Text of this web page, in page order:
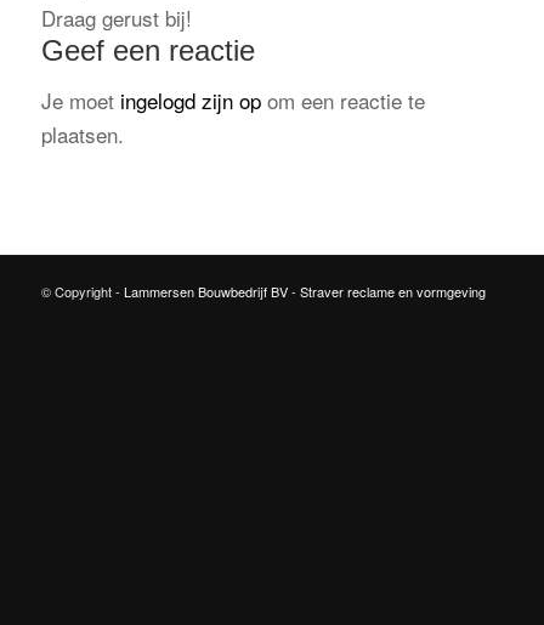
Draag gerust bij!
Geef een reactie
Je moet ingelogd zijn opom een reactie te
plaatsen.
© Copyright - Lammersen Bouwbedrijf BV- Straver reclame en vormgeving